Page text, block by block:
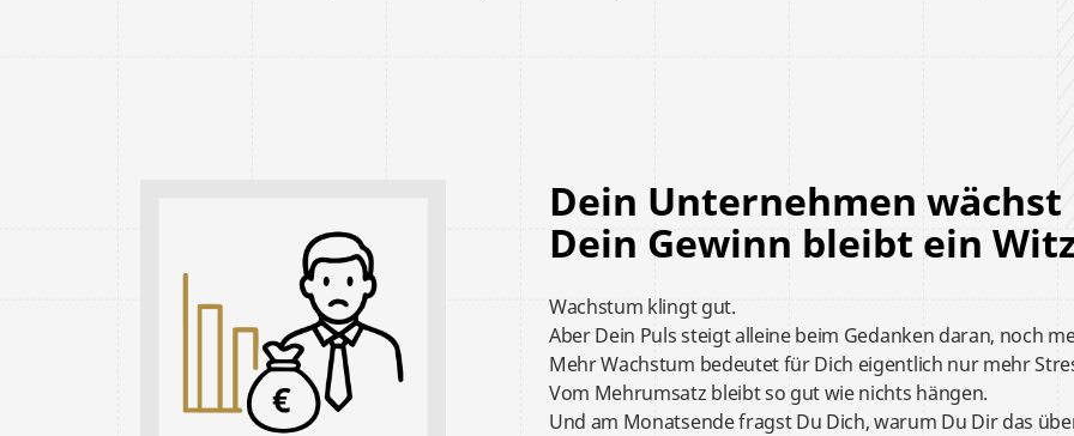
Dein Unternehmen wächst
Dein Gewinn bleibt ein
Wachstum klingt gut.
Aber Dein Puls steigt alleine beim Gedanken daran, noch
Mehr Wachstum bedeutet für Dich eigentlich nur mehr
Vom Mehrumsatz bleibt so gut wie nichts hängen.
Und am Monatsende fragst Du Dich, warum Du Dir das